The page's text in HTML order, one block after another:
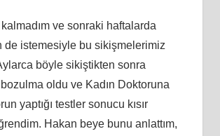
ve sonraki haftalarda
de istemesiyle bu sikişmelerimiz
böyle sikiştikten sonra
oldu ve Kadın Doktoruna
yaptığı testler sonucu kısır
Hakan beye bunu anlattım,